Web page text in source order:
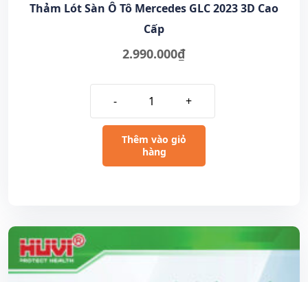
Thảm Lót Sàn Ô Tô Mercedes GLC 2023 3D Cao
Cấp
2.990.000₫
- +
Thêm vào giỏ
hàng